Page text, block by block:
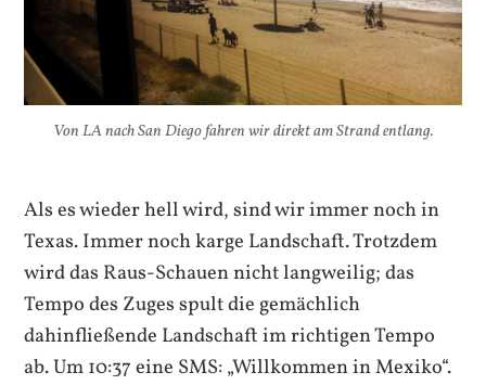
Von LA nach San Diego fahren wir direkt am Strand entlang.
Als es wieder hell wird, sind wir immer noch in
Texas. Immer noch karge Landschaft. Trotzdem
wird das Raus-Schauen nicht langweilig; das
Tempo des Zuges spult die gemächlich
dahinfließende Landschaft im richtigen Tempo
ab. Um 10:37 eine SMS: „Willkommen in Mexiko“.